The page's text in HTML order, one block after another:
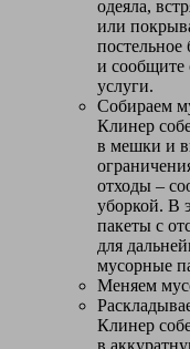
одеяла,
или
постельное
и сообщите
услуги.
Собираем
Клинер
в мешки и
отходы –
уборкой. В
пакеты с
для
мусорные
Меняем
Клинер
в